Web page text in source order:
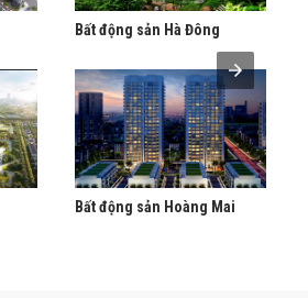
Bất động sản Hà Đông
Bất động sản Hoàng Mai